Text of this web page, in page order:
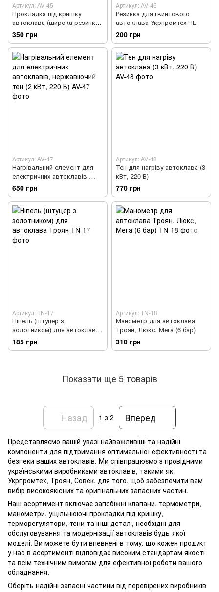
Артикул: AV-45
Прокладка під кришку
автоклава (широка резинка)
Укрпромтех
350 грн
Артикул: AV-46
Резинка для гвинтового
автоклава Укрпромтех ЧЕ
200 грн
Артикул: AV-47
Нагрівальний елемент для
електричних автоклавів,
нержавіючий тен (2 кВт, 220
В)
650 грн
Артикул: AV-48
Тен для нагріву автоклава (3
кВт, 220 В)
770 грн
Артикул: TN-17
Ніпель (штуцер з
золотником) для автоклава
Троян
185 грн
Артикул: TN-18
Манометр для автоклава
Троян, Люкс, Мега (6 бар)
310 грн
Показати ще 5 товарів
Назад 1 з 2 Вперед
Представляємо вашій увазі найважливіші та надійні
компоненти для підтримання оптимальної ефективності та
безпеки ваших автоклавів. Ми співпрацюємо з провідними
українськими виробниками автоклавів, такими як
Укрпромтех, Троян, Совек, для того, щоб забезпечити вам
вибір високоякісних та оригінальних запасних частин.
Наш асортимент включає запобіжні клапани, термометри,
манометри, ущільнюючі прокладки під кришку,
терморегулятори, тени та інші деталі, необхідні для
обслуговування та модернізації автоклавів будь-якої
моделі. Ви можете бути впевнені в тому, що кожен продукт
у нас в асортименті відповідає високим стандартам якості
та всім технічним вимогам для ефективної роботи вашого
обладнання.
Оберіть надійні запасні частини від перевірених виробників